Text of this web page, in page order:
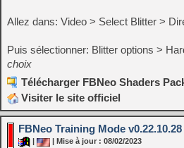
Allez dans: Video > Select Blitter >
Puis sélectionner: Blitter options >
choix
Télécharger FBNeo Shaders
Visiter le site officiel
FBNeo Training Mode v0.22.10.28
| Mise à jour : 08/02/2023